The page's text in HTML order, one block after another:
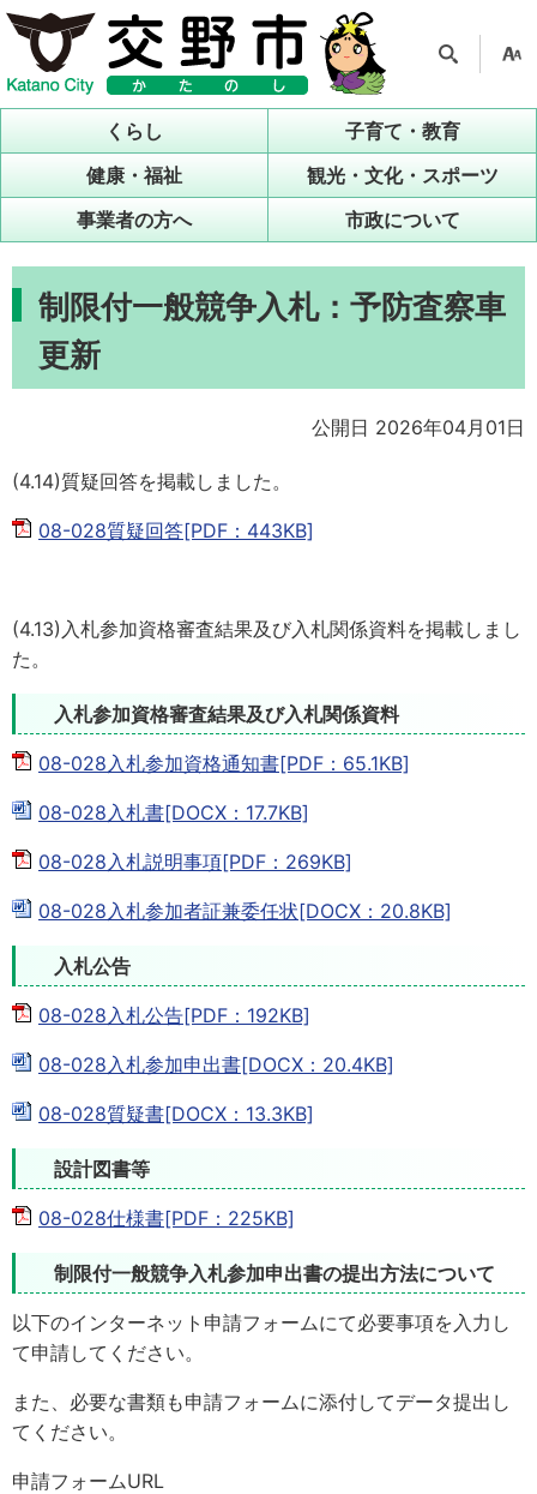
ル
くらし
子育て・教育
健康・福祉
観光・文化・スポーツ
事業者の方へ
市政について
制限付一般競争入札：予防査察車
更新
公開日 2026年04月01日
(4.14)質疑回答を掲載しました。
08-028質疑回答[PDF：443KB]
(4.13)入札参加資格審査結果及び入札関係資料を掲載しまし
た。
入札参加資格審査結果及び入札関係資料
08-028入札参加資格通知書[PDF：65.1KB]
08-028入札書[DOCX：17.7KB]
08-028入札説明事項[PDF：269KB]
08-028入札参加者証兼委任状[DOCX：20.8KB]
入札公告
08-028入札公告[PDF：192KB]
08-028入札参加申出書[DOCX：20.4KB]
08-028質疑書[DOCX：13.3KB]
設計図書等
08-028仕様書[PDF：225KB]
制限付一般競争入札参加申出書の提出方法について
以下のインターネット申請フォームにて必要事項を入力し
て申請してください。
また、必要な書類も申請フォームに添付してデータ提出し
てください。
申請フォームURL